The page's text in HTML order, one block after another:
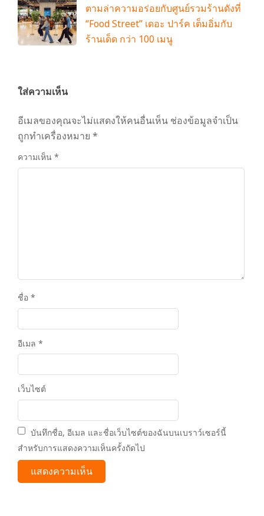
ตามล่าความอร่อยกับศูนย์รวมร้านดังที่
“Food Street” เดอะ ปาร์ค เต็มอิ่มกับ
ร้านเด็ด กว่า 100 เมนู
ใส่ความเห็น
อีเมลของคุณจะไม่แสดงให้คนอื่นเห็น ช่องข้อมูลจำเป็น
ถูกทำเครื่องหมาย *
ความเห็น *
ชื่อ *
อีเมล *
เว็บไซต์
บันทึกชื่อ, อีเมล และชื่อเว็บไซต์ของฉันบนเบราว์เซอร์นี้
สำหรับการแสดงความเห็นครั้งถัดไป